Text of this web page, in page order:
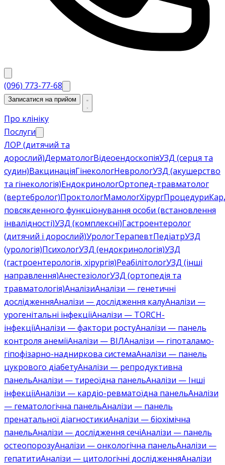
(096) 773-77-68
Записатися на прийом
Про клініку
Послуги
ЛОР (дитячий та
дорослий)ДерматологВідеоендоскопіяУЗД (серця та
судин)ВакцинаціяГінекологНеврологУЗД (акушерство
та гінекологія)ЕндокринологОртопед-травматолог
(вертебролог)ПроктологМамологХірургПроцедури
повсякденного функціонування особи (встановлення
інвалідності)УЗД (комплексні)Гастроентеролог
(дитячий і дорослий)УрологТерапевтПедіатрУЗД
(урологія)ПсихологУЗД (ендокринологія)УЗД
(гастроентерологія, хірургія)РеабілітологУЗД (інші
направлення)АнестезіологУЗД (ортопедія та
травматологія)АналізиАналізи — генетичні
дослідженняАналізи — дослідження калуАналізи —
урогенітальні інфекціїАналізи — TORCH-
інфекціїАналізи — фактори ростуАналізи — панель
контроля анеміїАналізи — ВІЛАналізи — гіпоталамо-
гіпофізарно-надниркова системаАналізи — панель
цукрового діабетуАналізи — репродуктивна
панельАналізи — тиреоїдна панельАналізи — Інші
інфекціїАналізи — кардіо-ревматоїдна панельАналізи
— гематологічна панельАналізи — панель
пренатальної діагностикиАналізи — біохімічна
панельАналізи — дослідження сечіАналізи — панель
остеопорозуАналізи — онкологічна панельАналізи —
гепатитиАналізи — цитологічні дослідженняАналізи